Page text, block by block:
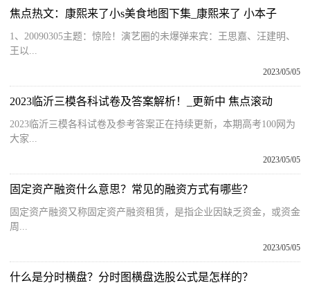
焦点热文：康熙来了小s美食地图下集_康熙来了 小本子
1、20090305主题：惊险！演艺圈的未爆弹来宾：王思嘉、汪建明、
王以...
2023/05/05
2023临沂三模各科试卷及答案解析！_更新中 焦点滚动
2023临沂三模各科试卷及参考答案正在持续更新，本期高考100网为
大家...
2023/05/05
固定资产融资什么意思？常见的融资方式有哪些？
固定资产融资又称固定资产融资租赁，是指企业因缺乏资金，或资金
周...
2023/05/05
什么是分时横盘？分时图横盘选股公式是怎样的？